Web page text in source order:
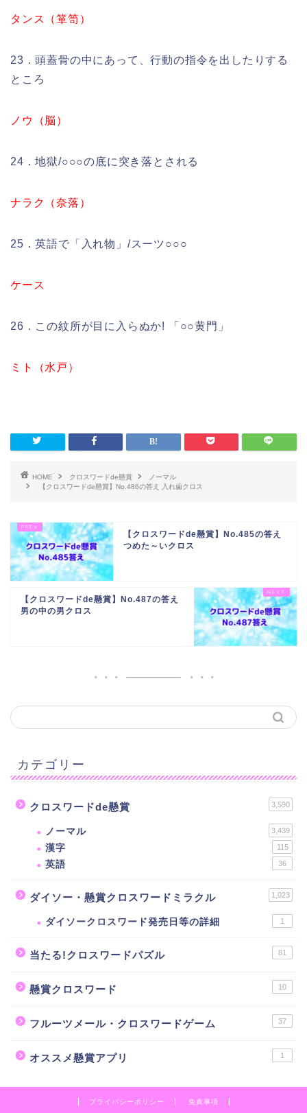
タンス（箪笥）
23．頭蓋骨の中にあって、行動の指令を出したりする
ところ
ノウ（脳）
24．地獄/○○○の底に突き落とされる
ナラク（奈落）
25．英語で「入れ物」/スーツ○○○
ケース
26．この紋所が目に入らぬか! 「○○黄門」
ミト（水戸）
HOME クロスワードde懸賞
ノーマル
【クロスワードde懸賞】No.486の答え 入れ歯クロス
【クロスワードde懸賞】No.485の答え
つめた～いクロス
【クロスワードde懸賞】No.487の答え
男の中の男クロス
カテゴリー
クロスワードde懸賞 3,590
ノーマル 3,439
漢字 115
英語 36
ダイソー・懸賞クロスワードミラクル 1,023
ダイソークロスワード発売日等の詳細 1
当たる!クロスワードパズル 81
懸賞クロスワード 10
フルーツメール・クロスワードゲーム 37
オススメ懸賞アプリ 1
プライバシーポリシー 免責事項